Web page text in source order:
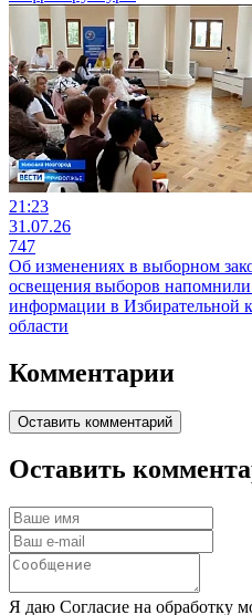
21:23
31.07.26
747
Об изменениях в выборном
освещения выборов напомнили
информации в Избирательной
области
Комментарии
Оставить комментарий
Оставить
Я даю Согласие на обработку